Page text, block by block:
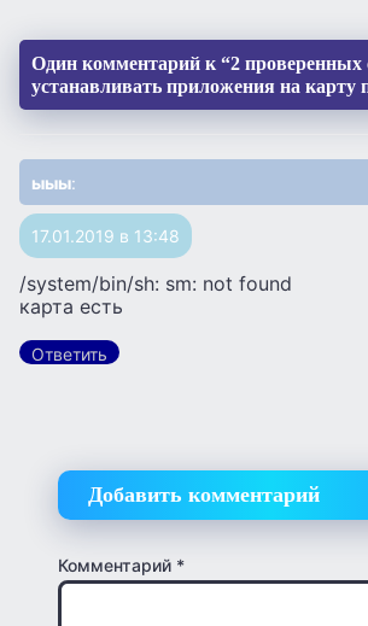
Один комментарий к “2 проверенных
устанавливать приложения на карту
ыыы:
17.01.2019 в 13:48
/system/bin/sh: sm: not found
карта есть
Ответить
Добавить комментарий
Комментарий *